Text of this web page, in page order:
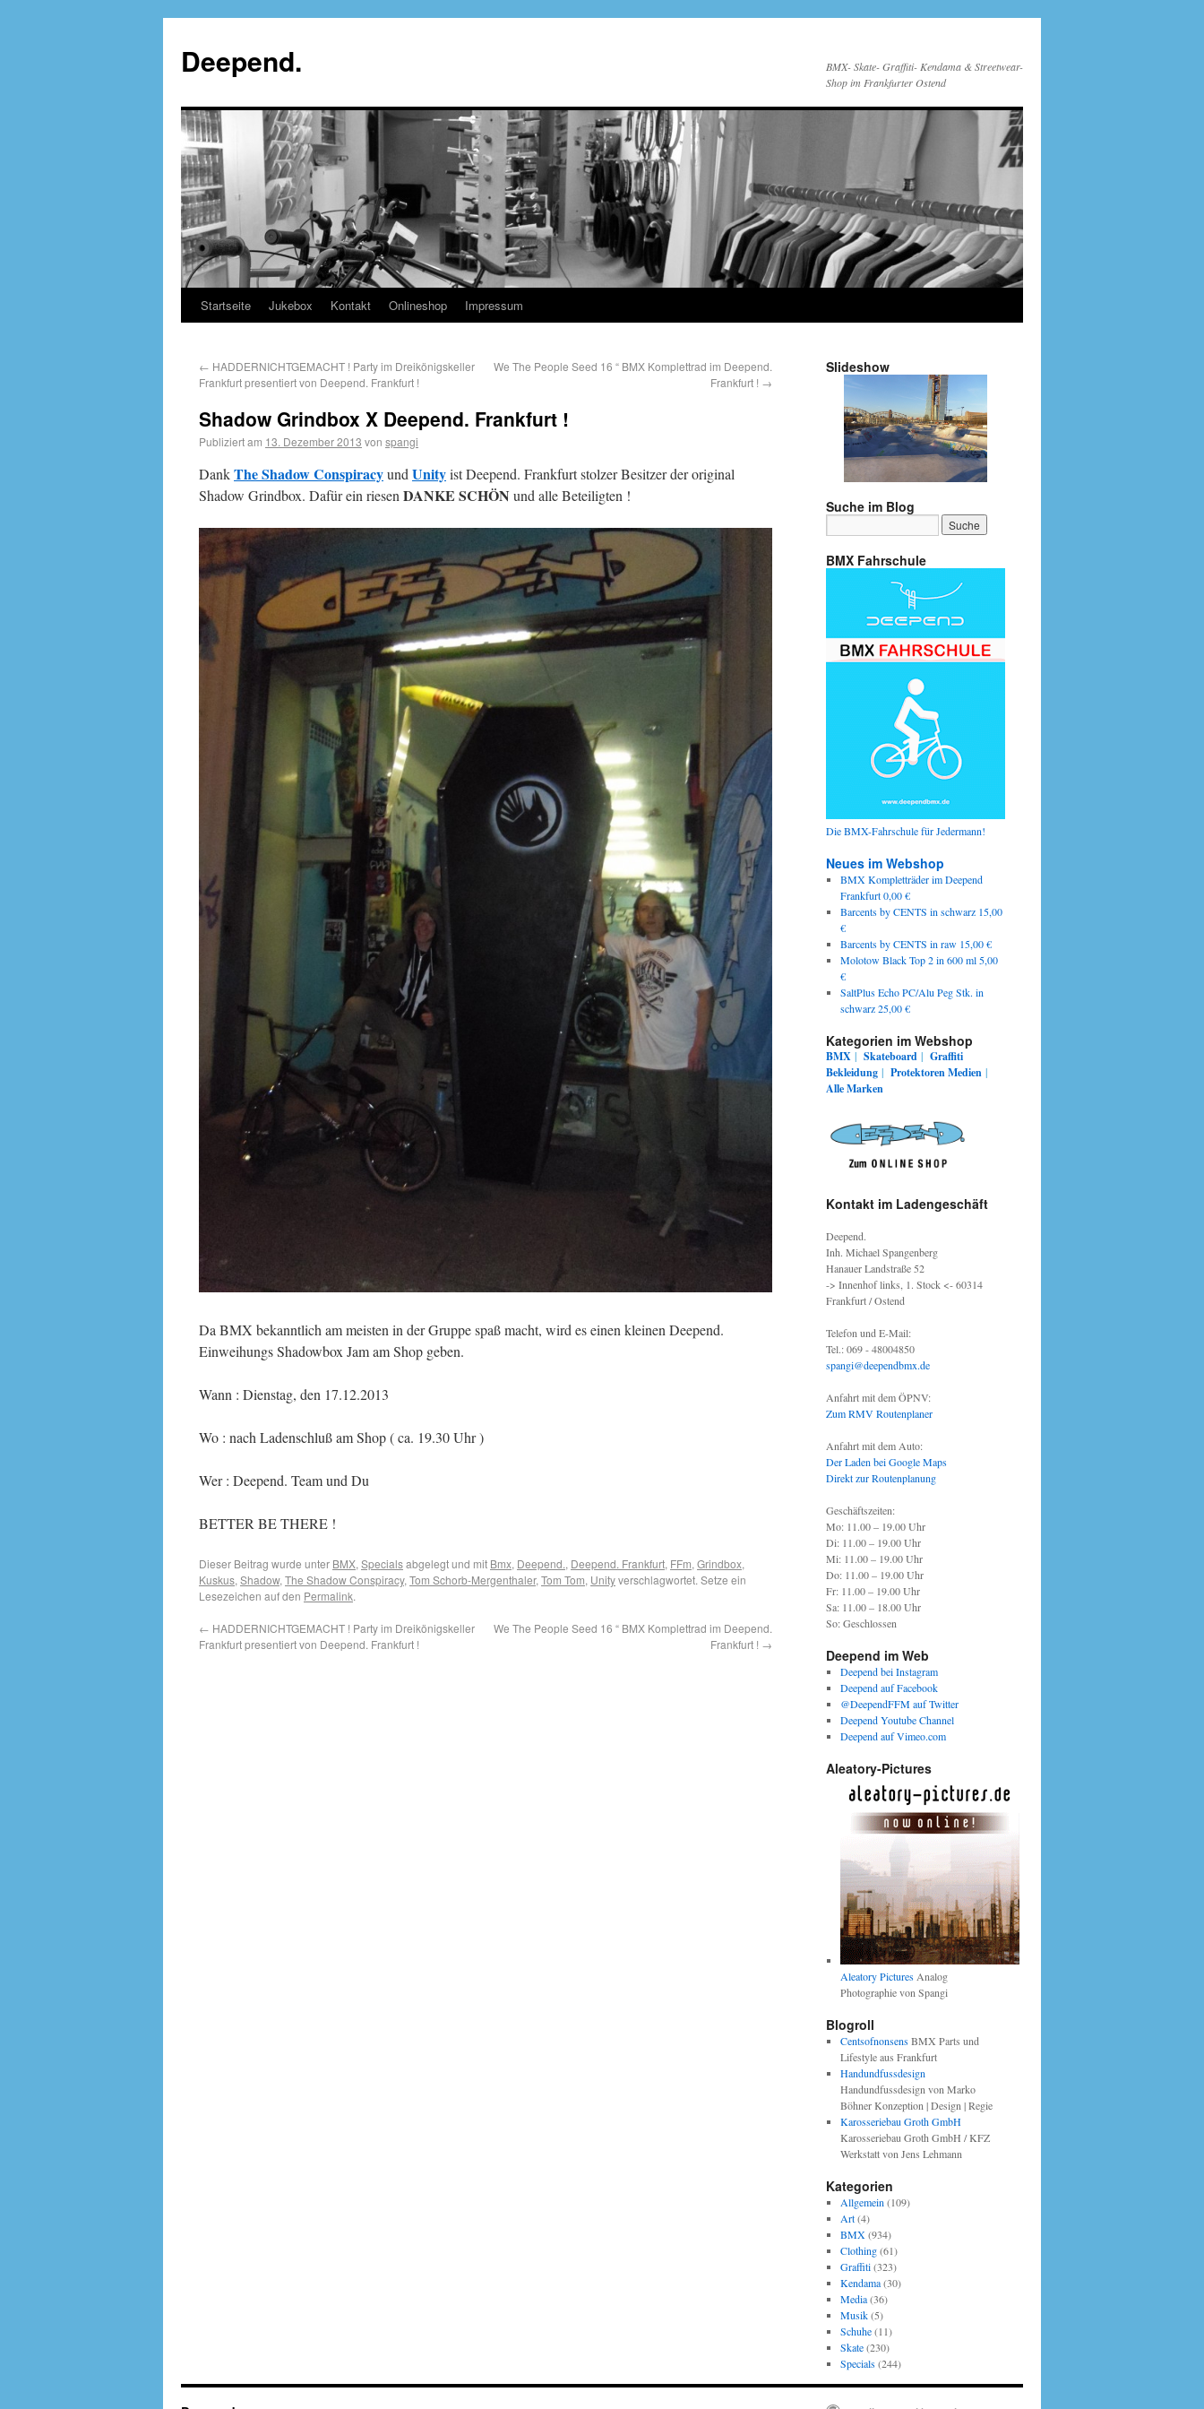
Deepend.
BMX- Skate- Graffiti- Kendama & Streetwear-
Shop im Frankfurter Ostend
Startseite Jukebox Kontakt Onlineshop Impressum
← HADDERNICHTGEMACHT ! Party im Dreikönigskeller
Frankfurt presentiert von Deepend. Frankfurt !
We The People Seed 16 “ BMX Komplettrad im Deepend.
Frankfurt ! →
Shadow Grindbox X Deepend. Frankfurt !
Publiziert am 13. Dezember 2013 von spangi
DankThe Shadow Conspiracyund Unityist Deepend. Frankfurt stolzer Besitzer der original
Shadow Grindbox. Dafür ein riesen DANKE SCHÖN und alle Beteiligten !
Da BMX bekanntlich am meisten in der Gruppe spaß macht, wird es einen kleinen Deepend.
Einweihungs Shadowbox Jam am Shop geben.
Wann : Dienstag, den 17.12.2013
Wo : nach Ladenschluß am Shop ( ca. 19.30 Uhr )
Wer : Deepend. Team und Du
BETTER BE THERE !
Dieser Beitrag wurde unter BMX, Specialsabgelegt und mit Bmx, Deepend., Deepend. Frankfurt, FFm, Grindbox,
Kuskus, Shadow, The Shadow Conspiracy, Tom Schorb-Mergenthaler, Tom Tom, Unityverschlagwortet. Setze ein
Lesezeichen auf den Permalink.
← HADDERNICHTGEMACHT ! Party im Dreikönigskeller
Frankfurt presentiert von Deepend. Frankfurt !
We The People Seed 16 “ BMX Komplettrad im Deepend.
Frankfurt ! →
Slideshow
Suche im Blog
BMX Fahrschule
Die BMX-Fahrschule für Jedermann!
Neues im Webshop
BMX Kompletträder im Deepend
Frankfurt 0,00 €
Barcents by CENTS in schwarz 15,00
€
Barcents by CENTS in raw 15,00 €
Molotow Black Top 2 in 600 ml 5,00
€
SaltPlus Echo PC/Alu Peg Stk. in
schwarz 25,00 €
Kategorien im Webshop
BMX | Skateboard | Graffiti
Bekleidung | ProtektorenMedien |
Alle Marken
Kontakt im Ladengeschäft
Deepend.
Inh. Michael Spangenberg
Hanauer Landstraße 52
-> Innenhof links, 1. Stock <- 60314
Frankfurt / Ostend
Telefon und E-Mail:
Tel.: 069 - 48004850
spangi@deependbmx.de
Anfahrt mit dem ÖPNV:
Zum RMV Routenplaner
Anfahrt mit dem Auto:
Der Laden bei Google Maps
Direkt zur Routenplanung
Geschäftszeiten:
Mo: 11.00 – 19.00 Uhr
Di: 11.00 – 19.00 Uhr
Mi: 11.00 – 19.00 Uhr
Do: 11.00 – 19.00 Uhr
Fr: 11.00 – 19.00 Uhr
Sa: 11.00 – 18.00 Uhr
So: Geschlossen
Deepend im Web
Deepend bei Instagram
Deepend auf Facebook
@DeependFFM auf Twitter
Deepend Youtube Channel
Deepend auf Vimeo.com
Aleatory-Pictures
Aleatory PicturesAnalog
Photographie von Spangi
Blogroll
CentsofnonsensBMX Parts und
Lifestyle aus Frankfurt
Handundfussdesign
Handundfussdesign von Marko
Böhner Konzeption | Design | Regie
Karosseriebau Groth GmbH
Karosseriebau Groth GmbH / KFZ
Werkstatt von Jens Lehmann
Kategorien
Allgemein (109)
Art(4)
BMX(934)
Clothing(61)
Graffiti(323)
Kendama(30)
Media(36)
Musik(5)
Schuhe(11)
Skate(230)
Specials(244)